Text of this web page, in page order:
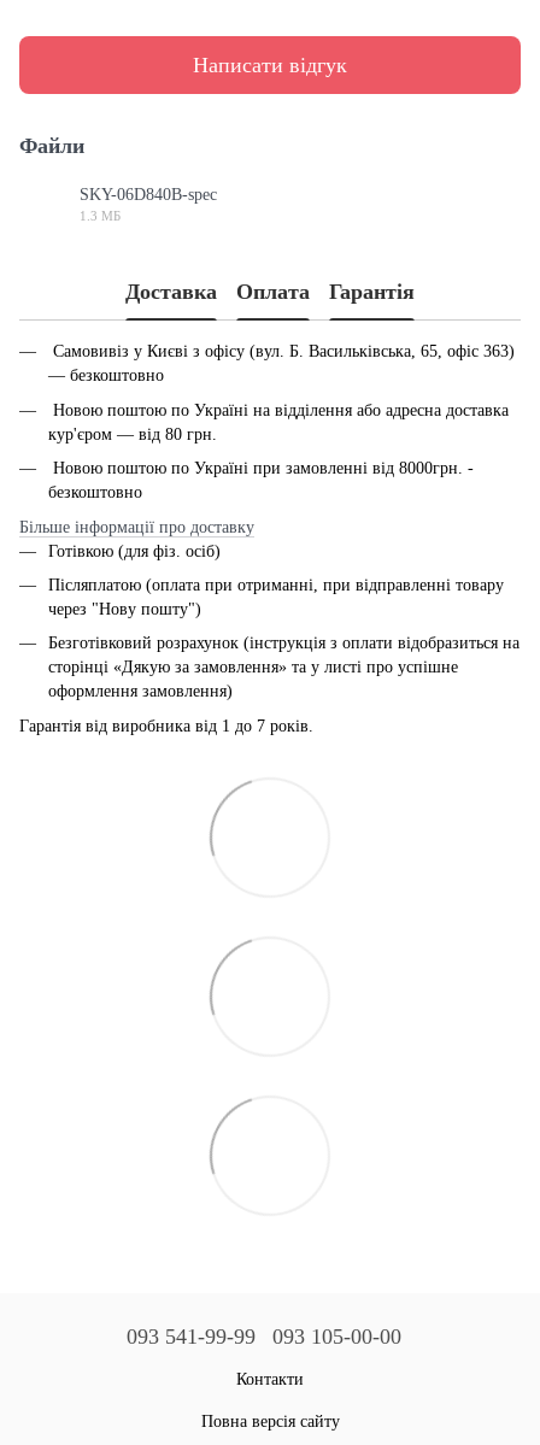
Написати відгук
Файли
SKY-06D840B-spec
1.3 МБ
Доставка Оплата Гарантія
Самовивіз у Києві з офісу (вул. Б. Васильківська, 65, офіс 363)
— безкоштовно
Новою поштою по Україні на відділення або адресна доставка
кур'єром — від 80 грн.
Новою поштою по Україні при замовленні від 8000грн. -
безкоштовно
Більше інформації про доставку
Готівкою (для фіз. осіб)
Післяплатою (оплата при отриманні, при відправленні товару
через "Нову пошту")
Безготівковий розрахунок (інструкція з оплати відобразиться на
сторінці «Дякую за замовлення» та у листі про успішне
оформлення замовлення)
Гарантія від виробника від 1 до 7 років.
093 541-99-99 093 105-00-00
Контакти
Повна версія сайту